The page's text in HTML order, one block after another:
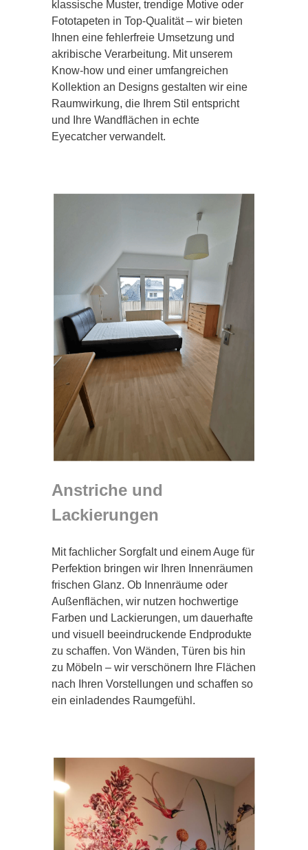
klassische Muster, trendige Motive oder
Fototapeten in Top-Qualität – wir bieten
Ihnen eine fehlerfreie Umsetzung und
akribische Verarbeitung. Mit unserem
Know-how und einer umfangreichen
Kollektion an Designs gestalten wir eine
Raumwirkung, die Ihrem Stil entspricht
und Ihre Wandflächen in echte
Eyecatcher verwandelt.
Anstriche und
Lackierungen
Mit fachlicher Sorgfalt und einem Auge für
Perfektion bringen wir Ihren Innenräumen
frischen Glanz. Ob Innenräume oder
Außenflächen, wir nutzen hochwertige
Farben und Lackierungen, um dauerhafte
und visuell beeindruckende Endprodukte
zu schaffen. Von Wänden, Türen bis hin
zu Möbeln – wir verschönern Ihre Flächen
nach Ihren Vorstellungen und schaffen so
ein einladendes Raumgefühl.